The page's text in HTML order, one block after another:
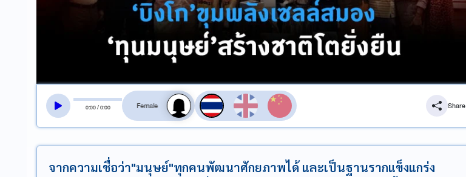
0:00/0:00
สลับเสียงอ่าน
Share
จากความเชื่อว่า"มนุษย์"ทุกคนพัฒนาศักยภาพได้ และเป็นฐานรากแข็งแกร่ง